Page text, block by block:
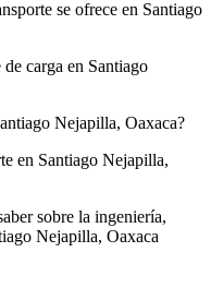
se ofrece en Santiago
carga en Santiago
Nejapilla, Oaxaca?
en Santiago Nejapilla,
sobre la ingeniería,
Nejapilla, Oaxaca